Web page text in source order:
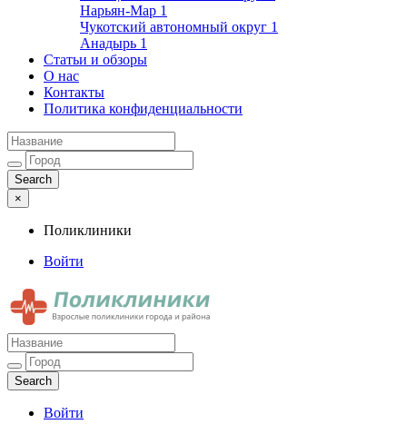
Нарьян-Мар 1
Чукотский автономный округ 1
Анадырь 1
Статьи и обзоры
О нас
Контакты
Политика конфиденциальности
×
Поликлиники
Войти
Поликлиники
Взрослые поликлиники города и района
Войти